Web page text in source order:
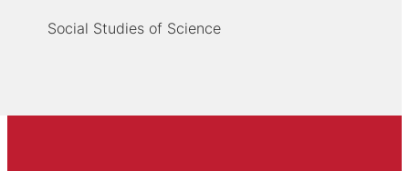
Social Studies of Science